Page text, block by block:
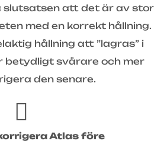
slutsatsen att det är av stor
med en korrekt hållning.
hållning att ”lagras” i
betydligt svårare och mer
den senare.
Atlas före